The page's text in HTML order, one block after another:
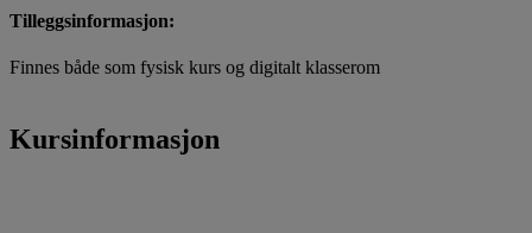
Tilleggsinformasjon:
Finnes både som fysisk kurs og digitalt klasserom
Kursinformasjon